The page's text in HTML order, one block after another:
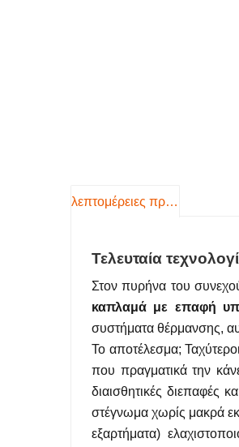
λεπτομέρειες προιόντος
Τελευταία
Στον πυρήνα του
καπλαμά με επαφή
συστήματα θέρμανσης,
Το αποτέλεσμα;
που πραγματικά την
διαισθητικές διεπαφές
στέγνωμα χωρίς μακρά
εξαρτήματα)